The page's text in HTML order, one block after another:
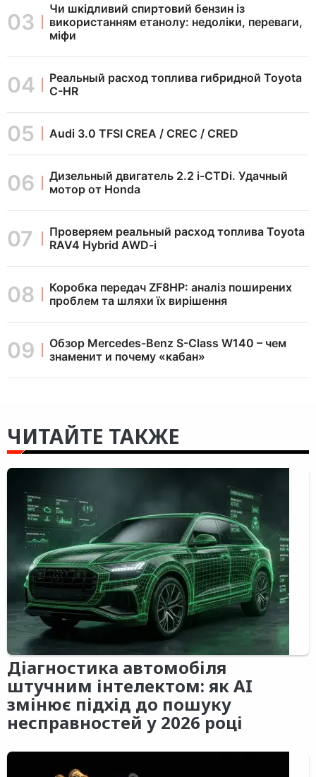
Чи шкідливий спиртовий бензин із
використанням етанолу: недоліки, переваги,
міфи
Реальный расход топлива гибридной Toyota
C-HR
Audi 3.0 TFSI CREA / CREC / CRED
Дизельный двигатель 2.2 i-CTDi. Удачный
мотор от Honda
Проверяем реальный расход топлива Toyota
RAV4 Hybrid AWD-i
Коробка передач ZF8HP: аналіз поширених
проблем та шляхи їх вирішення
Обзор Mercedes-Benz S-Class W140 – чем
знаменит и почему «кабан»
ЧИТАЙТЕ ТАКЖЕ
Діагностика автомобіля
штучним інтелектом: як AI
змінює підхід до пошуку
несправностей у 2026 році